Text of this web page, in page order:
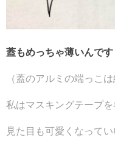
蓋もめっちゃ薄いんです
（蓋のアルミの端っこ
私はマスキングテープを
見た目も可愛くなってい